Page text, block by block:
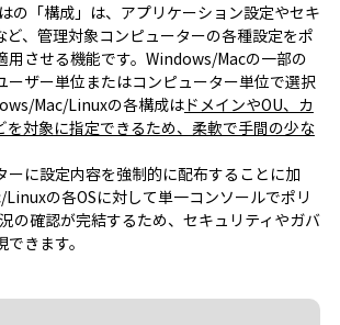
「構成」は、アプリケーション設定やセキ
ど、管理対象コンピューターの各種設定をポ
用させる機能です。Windows/Macの一部の
ーザー単位またはコンピューター単位で選択
Mac/Linuxの各構成はドメインやOU、カ
を対象に指定できるため、柔軟で手間の少な
ーに設定内容を強制的に配布することに加
の各OSに対して単一コンソールでポリ
の確認が完結するため、セキュリティやガバ
きます。